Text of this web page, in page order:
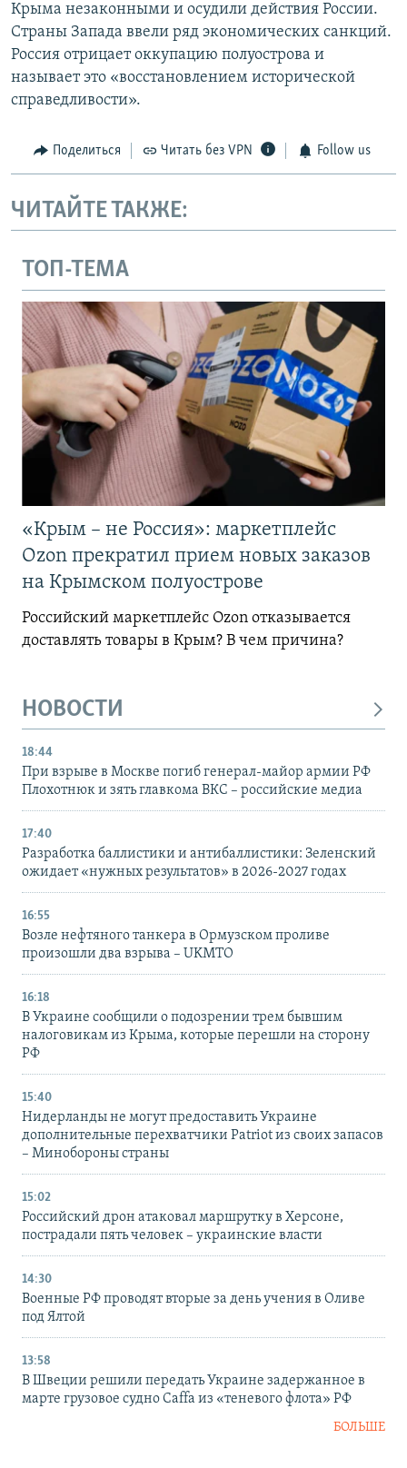
Крыма незаконными и осудили действия России.
Страны Запада ввели ряд экономических санкций.
Россия отрицает оккупацию полуострова и
называет это «восстановлением исторической
справедливости».
Поделиться Читать без VPN Follow us
ЧИТАЙТЕ ТАКЖЕ:
ТОП-ТЕМА
«Крым – не Россия»: маркетплейс
Ozon прекратил прием новых заказов
на Крымском полуострове
Российский маркетплейс Ozon отказывается
доставлять товары в Крым? В чем причина?
НОВОСТИ
18:44
При взрыве в Москве погиб генерал-майор армии РФ
Плохотнюк и зять главкома ВКС – российские медиа
17:40
Разработка баллистики и антибаллистики: Зеленский
ожидает «нужных результатов» в 2026-2027 годах
16:55
Возле нефтяного танкера в Ормузском проливе
произошли два взрыва – UKMTO
16:18
В Украине сообщили о подозрении трем бывшим
налоговикам из Крыма, которые перешли на сторону
РФ
15:40
Нидерланды не могут предоставить Украине
дополнительные перехватчики Patriot из своих запасов
– Минобороны страны
15:02
Российский дрон атаковал маршрутку в Херсоне,
пострадали пять человек – украинские власти
14:30
Военные РФ проводят вторые за день учения в Оливе
под Ялтой
13:58
В Швеции решили передать Украине задержанное в
марте грузовое судно Caffa из «теневого флота» РФ
БОЛЬШЕ